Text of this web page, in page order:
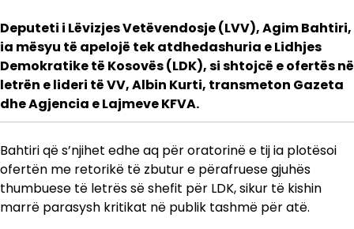
Deputeti i Lëvizjes Vetëvendosje (LVV), Agim Bahtiri,
ia mësyu të apelojë tek atdhedashuria e Lidhjes
Demokratike të Kosovës (LDK), si shtojcë e ofertës në
letrën e lideri të VV, Albin Kurti, transmeton Gazeta
dhe Agjencia e Lajmeve KFVA.
Bahtiri që s’njihet edhe aq për oratorinë e tij ia plotësoi
ofertën me retorikë të zbutur e përafruese gjuhës
thumbuese të letrës së shefit për LDK, sikur të kishin
marrë parasysh kritikat në publik tashmë për atë.